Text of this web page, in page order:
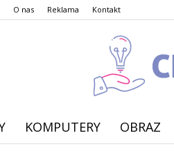
O nas Reklama Kontakt
KOMPUTERY OBRAZ